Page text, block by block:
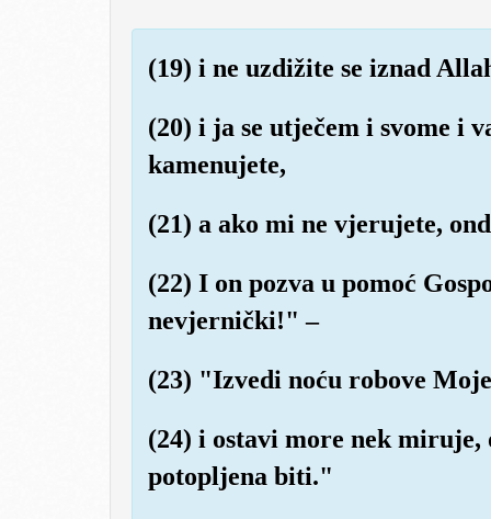
(19) i ne uzdižite se iznad
(20) i ja se utječem i svome i
kamenujete,
(21) a ako mi ne vjerujete,
(22) I on pozva u pomoć
nevjernički!" –
(23) "Izvedi noću robove
(24) i ostavi more nek miruje,
potopljena biti."